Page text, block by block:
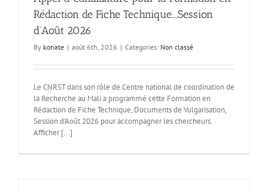
Rédaction de Fiche Technique….Session
d’Août 2026
By konate | août 6th, 2026 | Categories: Non classé
Le CNRST dans son rôle de Centre national de coordination de
la Recherche au Mali a programmé cette Formation en
Rédaction de Fiche Technique, Documents de Vulgarisation,
Session d'Août 2026 pour accompagner les chercheurs.
Afficher [...]